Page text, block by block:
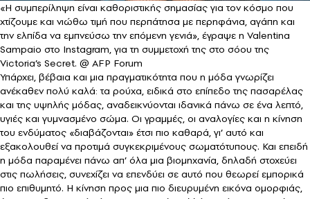
«Η συμπερίληψη είναι καθοριστικής σημασίας για τον κόσμο που
χτίζουμε και νιώθω τιμή που περπάτησα με περηφάνια, αγάπη και
την ελπίδα να εμπνεύσω την επόμενη γενιά», έγραψε η Valentina
Sampaio στο Instagram, για τη συμμετοχή της στο σόου της
Victoria’s Secret. @ AFP Forum
Υπάρχει, βέβαια και μια πραγματικότητα που η μόδα γνωρίζει
ανέκαθεν πολύ καλά: τα ρούχα, ειδικά στο επίπεδο της πασαρέλας
και της υψηλής μόδας, αναδεικνύονται ιδανικά πάνω σε ένα λεπτό,
υγιές και γυμνασμένο σώμα. Οι γραμμές, οι αναλογίες και η κίνηση
του ενδύματος «διαβάζονται» έτσι πιο καθαρά, γι’ αυτό και
εξακολουθεί να προτιμά συγκεκριμένους σωματότυπους. Και επειδή
η μόδα παραμένει πάνω απ’ όλα μια βιομηχανία, δηλαδή στοχεύει
στις πωλήσεις, συνεχίζει να επενδύει σε αυτό που θεωρεί εμπορικά
πιο επιθυμητό. Η κίνηση προς μια πιο διευρυμένη εικόνα ομορφιάς,